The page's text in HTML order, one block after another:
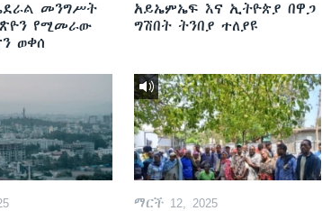
መንግሥት
የሚመራው
ወቀሰ
አይኤምኤፍ እና ኢትዮጵያ በዋጋ
ግሽበት ትንበያ ተለያዩ
ማርች 12, 2025